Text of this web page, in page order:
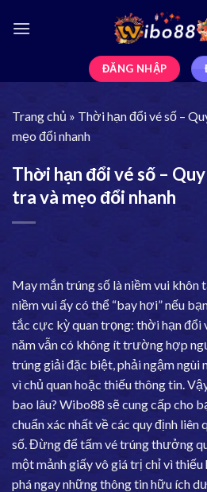
ĐĂNG NHẬP
Trang chủ » Thời hạn đổi vé số –
mẹo đổi nhanh
Thời hạn đổi vé số –
tra và mẹo đổi nhanh
May mắn trúng số là niềm vui khôn
niềm vui ấy có thể “bay hơi” nếu
tắc cực kỳ quan trọng: thời hạn đổi
năm vẫn có không ít trường hợp
trúng giải đặc biệt, phải ngậm ngùi
vì chủ quan hoặc thiếu thông tin.
bao lâu? Wibo88 sẽ cung cấp cho
chuẩn xác nhất về các quy định liên
số. Đừng để tấm vé trúng thưởng
một mảnh giấy vô giá trị chỉ vì thiếu
phá ngay những thông tin hữu ích